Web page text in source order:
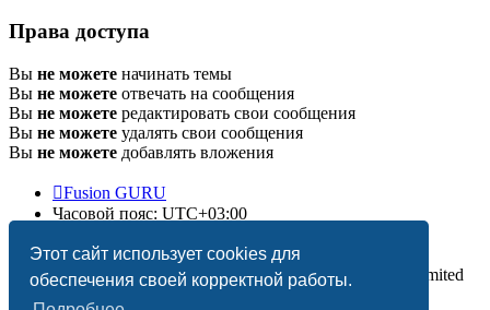
Этот сайт использует cookies для
обеспечения своей корректной работы.
Права доступа
Вы не можете начинать темы
Вы не можете отвечать на сообщения
Вы не можете редактировать свои сообщения
Вы не можете удалять свои сообщения
Вы не можете добавлять вложения
Fusion GURU
Часовой пояс: UTC+03:00
Создано на основеphpBB® Forum Software © phpBB Limited